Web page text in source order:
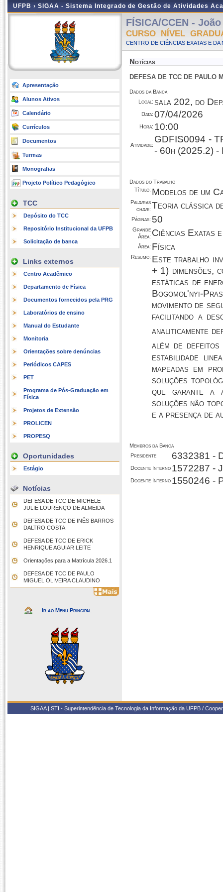
UFPB › SIGAA - Sistema Integrado de Gestão de Atividades
Apresentação
Alunos Ativos
Calendário
Currículos
Documentos
Turmas
Monografias
Projeto Político Pedagógico
TCC
Depósito do TCC
Repositório Institucional da UFPB
Solicitação de banca
Links externos
Centro Acadêmico
Departamento de Física
Documentos fornecidos pela PRG
Laboratórios de ensino
Manual do Estudante
Monitoria
Orientações sobre denúncias
Periódicos CAPES
PET
Programa de Pós-Graduação em
Física
Projetos de Extensão
PROLICEN
PROPESQ
Oportunidades
Estágio
Notícias
DEFESA DE TCC DE MICHELE
JULIE LOURENÇO DE ALMEIDA
DEFESA DE TCC DE INÊS BARROS
DALTRO COSTA
DEFESA DE TCC DE ERICK
HENRIQUE AGUIAR LEITE
Orientações para a Matrícula 2026.1
DEFESA DE TCC DE PAULO
MIGUEL OLIVEIRA CLAUDINO
Ir ao Menu Principal
FÍSICA/CCEN -
CURSO NÍVEL
CENTRO DE CIÊNCIAS EXATAS E
Notícias
DEFESA DE TCC DE PAULO
Dados da Banca
Local: sala 202, do
Data: 07/04/2026
Hora: 10:00
Atividade:
GDFIS0094 -
- 60h (2025.2) -
Dados do Trabalho
Título: Modelos de um
Palavras
chave: Teoria clássica
Páginas: 50
Grande
Área: Ciências Exatas
Área: Física
Resumo: Este trabalho
+ 1) dimensões,
estáticas de
Bogomol'nyi-
movimento de
facilitando a
analiticamente
além de
estabilidade
mapeadas em
soluções
que garante a
soluções não
e a presença de
Membros da Banca
Presidente
6332381 -
Docente Interno 1572287 -
Docente Interno 1550246 -
SIGAA | STI - Superintendência de Tecnologia da Informação da UFPB /